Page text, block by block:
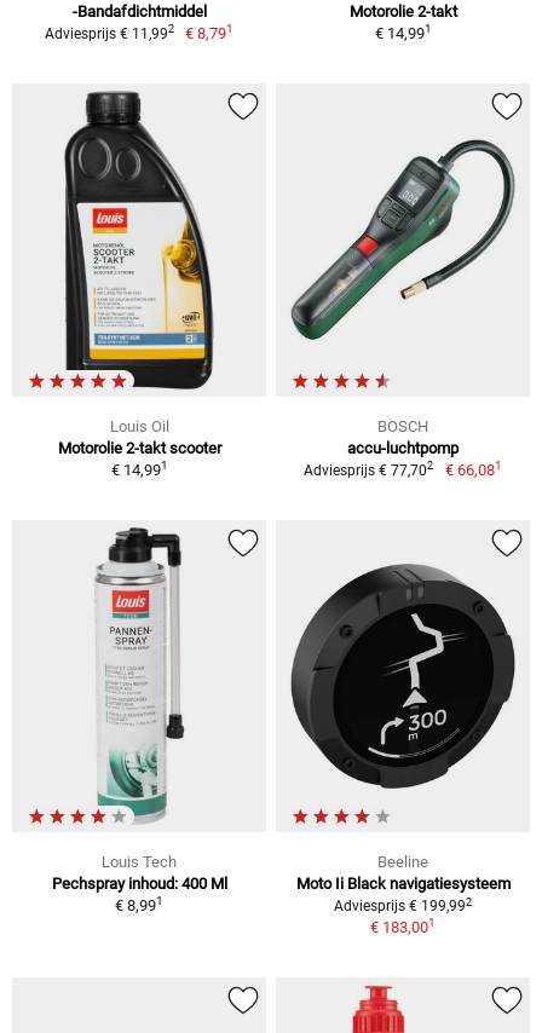
-Bandafdichtmiddel
Adviesprijs € 11,992 € 8,791
Motorolie 2-takt
€ 14,991
Louis Oil
Motorolie 2-takt scooter
€ 14,991
BOSCH
accu-luchtpomp
Adviesprijs € 77,702 € 66,081
Louis Tech
Pechspray inhoud: 400 Ml
€ 8,991
Beeline
Moto Ii Black navigatiesysteem
Adviesprijs € 199,992
€ 183,001